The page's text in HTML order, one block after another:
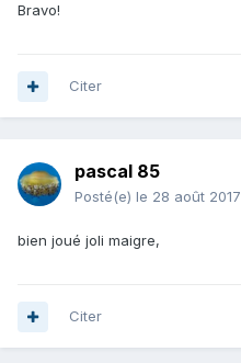
Bravo!
Citer
pascal 85
Posté(e) le 28 août 2017
bien joué joli maigre,
Citer